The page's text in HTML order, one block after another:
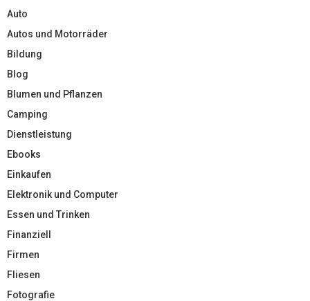
Auto
Autos und Motorräder
Bildung
Blog
Blumen und Pflanzen
Camping
Dienstleistung
Ebooks
Einkaufen
Elektronik und Computer
Essen und Trinken
Finanziell
Firmen
Fliesen
Fotografie